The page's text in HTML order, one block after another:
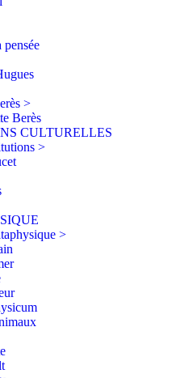
>
Berès
CULTURELLES
>
>